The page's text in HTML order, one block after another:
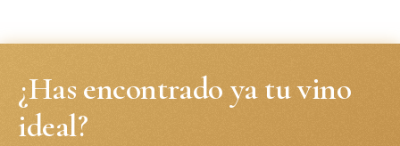
¿Has encontrado ya tu vino
ideal?